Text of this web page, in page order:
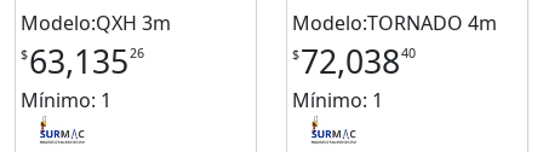
Modelo:QXH 3m
$63,13526
Mínimo: 1
Modelo:TORNADO 4m
$72,03840
Mínimo: 1